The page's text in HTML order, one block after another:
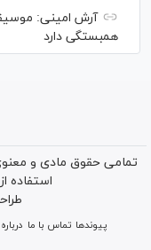
آرش امینی:
همبستگی دارد
تمامی حقوق مادی و
استفاده
پیوندها تماس با ما